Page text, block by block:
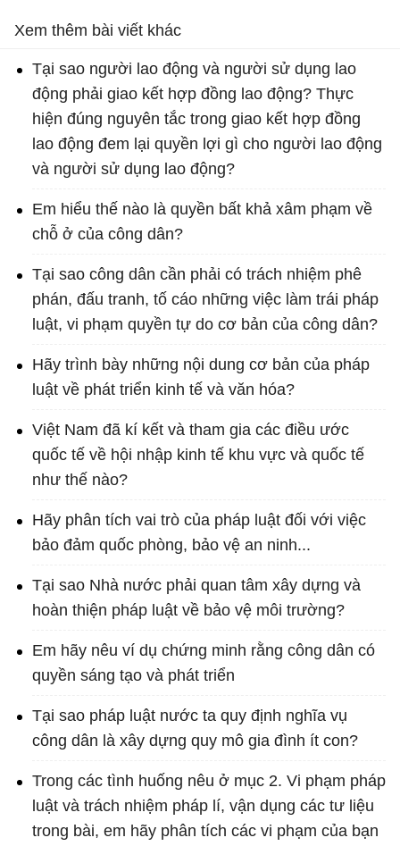
Xem thêm bài viết khác
Tại sao người lao động và người sử dụng lao
động phải giao kết hợp đồng lao động? Thực
hiện đúng nguyên tắc trong giao kết hợp đồng
lao động đem lại quyền lợi gì cho người lao động
và người sử dụng lao động?
Em hiểu thế nào là quyền bất khả xâm phạm về
chỗ ở của công dân?
Tại sao công dân cần phải có trách nhiệm phê
phán, đấu tranh, tố cáo những việc làm trái pháp
luật, vi phạm quyền tự do cơ bản của công dân?
Hãy trình bày những nội dung cơ bản của pháp
luật về phát triển kinh tế và văn hóa?
Việt Nam đã kí kết và tham gia các điều ước
quốc tế về hội nhập kinh tế khu vực và quốc tế
như thế nào?
Hãy phân tích vai trò của pháp luật đối với việc
bảo đảm quốc phòng, bảo vệ an ninh...
Tại sao Nhà nước phải quan tâm xây dựng và
hoàn thiện pháp luật về bảo vệ môi trường?
Em hãy nêu ví dụ chứng minh rằng công dân có
quyền sáng tạo và phát triển
Tại sao pháp luật nước ta quy định nghĩa vụ
công dân là xây dựng quy mô gia đình ít con?
Trong các tình huống nêu ở mục 2. Vi phạm pháp
luật và trách nhiệm pháp lí, vận dụng các tư liệu
trong bài, em hãy phân tích các vi phạm của bạn